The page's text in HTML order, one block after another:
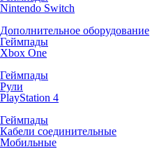
Nintendo Switch
Дополнительное оборудование
Геймпады
Xbox One
Геймпады
Рули
PlayStation 4
Геймпады
Кабели соединительные
Мобильные